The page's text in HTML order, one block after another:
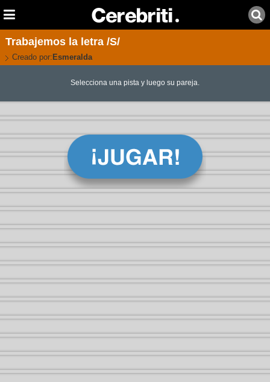
Trabajemos la letra /S/
Creado por: Esmeralda
Selecciona una pista y luego su pareja.